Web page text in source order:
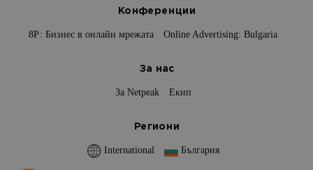
Конференции
8Р: Бизнес в онлайн мрежата Online Advertising: Bulgaria
За нас
За Netpeak Екип
Региони
International България